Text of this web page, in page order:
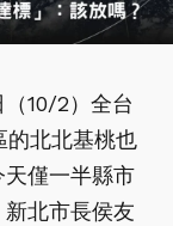
10/2）全台
的北北基桃也
僅一半縣市
北市長侯友